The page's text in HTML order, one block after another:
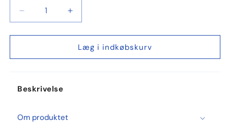
Reducer
antallet
for
slip
stks.
Øg
antallet
for
No-
slip
Læg i indkøbskurv
Beskrivelse
Om produktet